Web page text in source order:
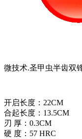
微技术.圣甲虫半齿双
开启长度：22CM
合起长度：13.5CM
刃 厚：0.3CM
硬 度：57 HRC